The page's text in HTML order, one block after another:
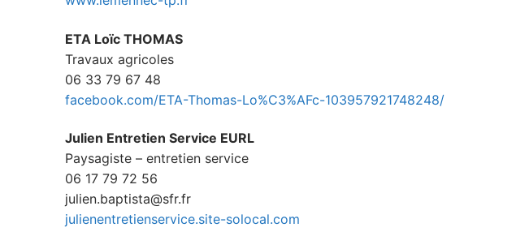
ETA Loïc THOMAS
Travaux agricoles
06 33 79 67 48
facebook.com/ETA-Thomas-Lo%C3%AFc-103957921748248/
Julien Entretien Service EURL
Paysagiste – entretien service
06 17 79 72 56
julien.baptista@sfr.fr
julienentretienservice.site-solocal.com